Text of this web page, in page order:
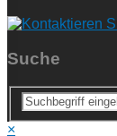
Suche
×